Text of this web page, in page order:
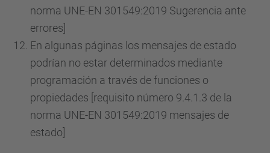
norma UNE-EN 301549:2019 Sugerencia ante
errores]
En algunas páginas los mensajes de estado
podrían no estar determinados mediante
programación a través de funciones o
propiedades [requisito número 9.4.1.3 de la
norma UNE-EN 301549:2019 mensajes de
estado]